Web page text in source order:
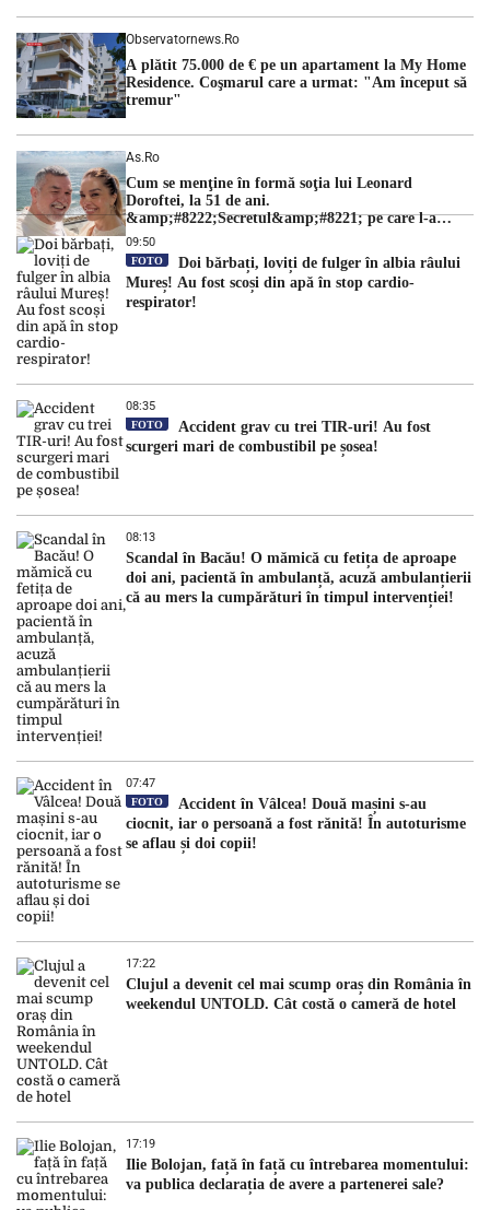
Observatornews.ro
A plătit 75.000 de € pe un apartament la My Home
Residence. Coşmarul care a urmat: "Am început să
tremur"
As.ro
Cum se menţine în formă soţia lui Leonard
Doroftei, la 51 de ani.
&amp;#8222;Secretul&amp;#8221; pe care l-a
dezvăluit
09:50
FOTO
Doi bărbați, loviți de fulger în albia râului
Mureș! Au fost scoși din apă în stop cardio-
respirator!
08:35
FOTO
Accident grav cu trei TIR-uri! Au fost
scurgeri mari de combustibil pe șosea!
08:13
Scandal în Bacău! O mămică cu fetița de aproape
doi ani, pacientă în ambulanță, acuză ambulanțierii
că au mers la cumpărături în timpul intervenției!
07:47
FOTO
Accident în Vâlcea! Două mașini s-au
ciocnit, iar o persoană a fost rănită! În autoturisme
se aflau și doi copii!
17:22
Clujul a devenit cel mai scump oraș din România în
weekendul UNTOLD. Cât costă o cameră de hotel
17:19
Ilie Bolojan, față în față cu întrebarea momentului:
va publica declarația de avere a partenerei sale?